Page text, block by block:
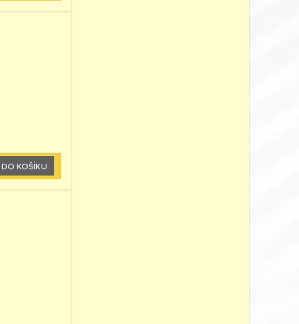
DO KOŠÍKU